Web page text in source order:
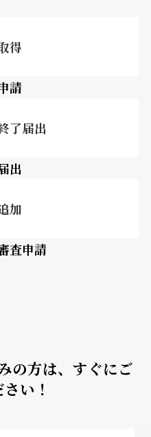
得
請
了届出
出
加
査申請
の方は、すぐにご
い！